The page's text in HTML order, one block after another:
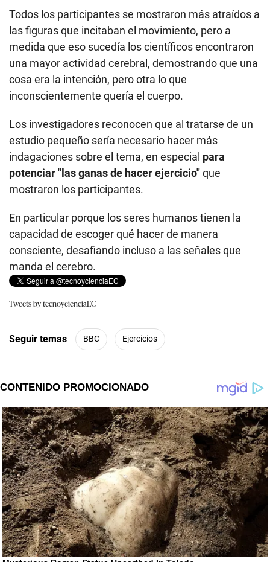
Todos los participantes se mostraron más atraídos a
las figuras que incitaban el movimiento, pero a
medida que eso sucedía los científicos encontraron
una mayor actividad cerebral, demostrando que una
cosa era la intención, pero otra lo que
inconscientemente quería el cuerpo.
Los investigadores reconocen que al tratarse de un
estudio pequeño sería necesario hacer más
indagaciones sobre el tema, en especial para
potenciar "las ganas de hacer ejercicio"que
mostraron los participantes.
En particular porque los seres humanos tienen la
capacidad de escoger qué hacer de manera
consciente, desafiando incluso a las señales que
manda el cerebro.
Tweets by tecnoycienciaEC
Seguir temas BBC Ejercicios